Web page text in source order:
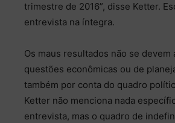
trimestre de 2016”, disse Ketter.
entrevista na íntegra.
Os maus resultados não se devem
questões econômicas ou de
também por conta do quadro
Ketter não menciona nada
entrevista, mas o quadro de